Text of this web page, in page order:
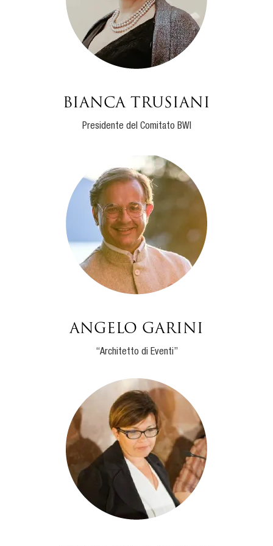
BIANCA TRUSIANI
Presidente del Comitato BWI
Angelo Garini
“Architetto di Eventi”